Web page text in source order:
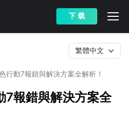
下 载
行動7報錯與解決方案全解析！
繁體中文
7報錯與解決方案全